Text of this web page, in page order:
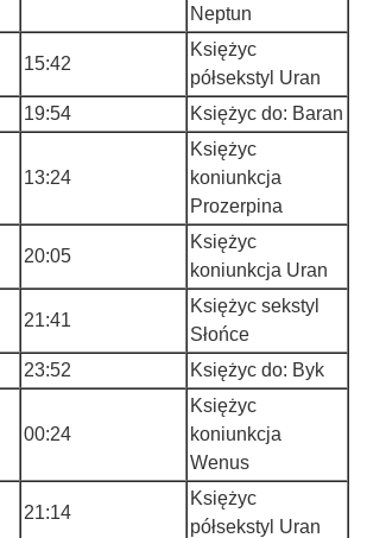
Neptun
15:42
Księżyc
półsekstyl Uran
19:54 Księżyc do: Baran
13:24
Księżyc
koniunkcja
Prozerpina
20:05
Księżyc
koniunkcja Uran
21:41
Księżyc sekstyl
Słońce
23:52 Księżyc do: Byk
00:24
Księżyc
koniunkcja
Wenus
21:14
Księżyc
półsekstyl Uran